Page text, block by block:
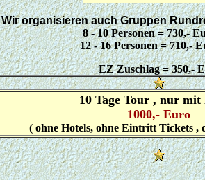
Wir organisieren auch Gruppen
8 - 10 Personen = 730,-
12 - 16 Personen = 710,-
EZ Zuschlag = 350,-
10 Tage Tour , nur mit
1000,- Euro
( ohne Hotels, ohne Eintritt Tickets ,